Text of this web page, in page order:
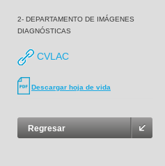
2- DEPARTAMENTO DE IMÁGENES
DIAGNÓSTICAS
CVLAC
Descargar hoja de vida
Regresar